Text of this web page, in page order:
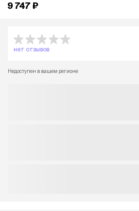
9 747 ₽
нет отзывов
Недоступен в вашем регионе